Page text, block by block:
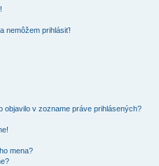
nemôžem prihlásiť!
objavilo v zozname práve prihlásených?
mena?